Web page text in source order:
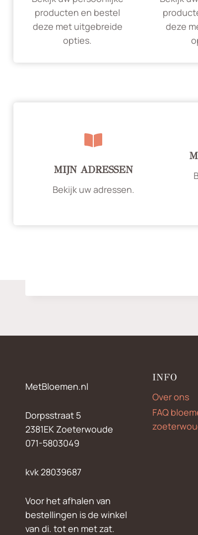
producten en bestel
deze met uitgebreide
opties.
deze
MIJN ADRESSEN
Bekijk uw adressen.
MetBloemen.nl
Dorpsstraat 5
2381EK Zoeterwoude
071-5803049
kvk 28039687
Voor het afhalen van
bestellingen is de winkel
van di. tot en met zat.
INFO
Over ons
FAQ